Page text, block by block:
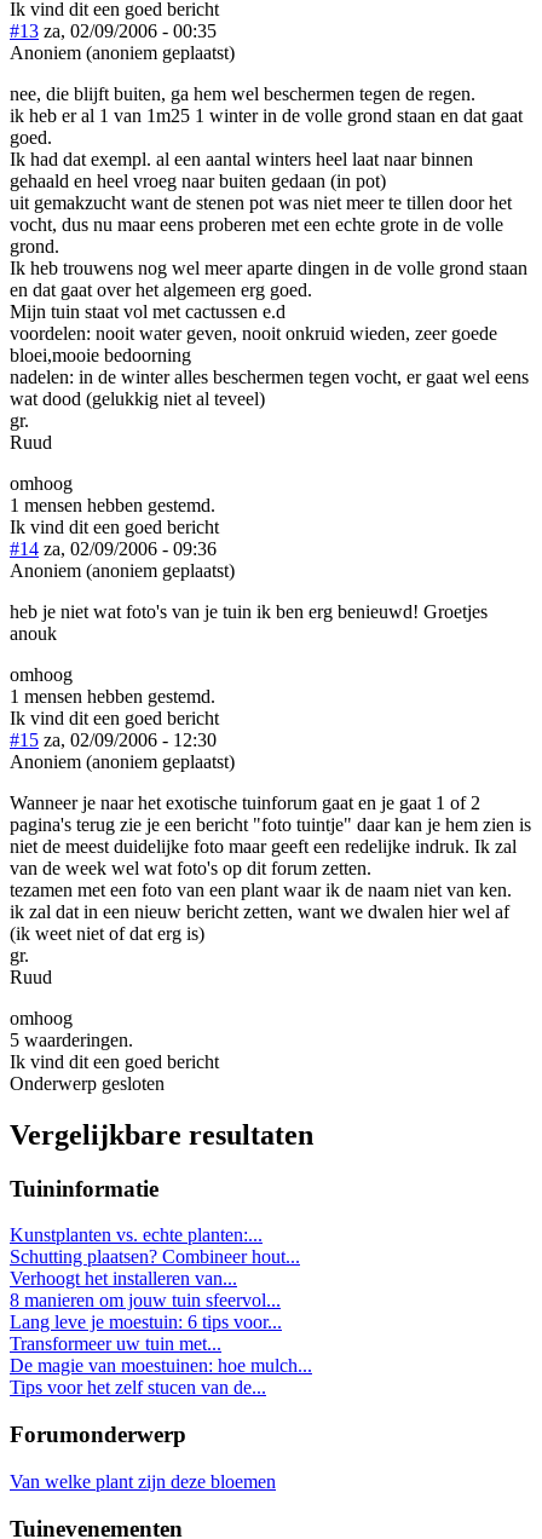
Ik vind dit een goed bericht
#13 za, 02/09/2006 - 00:35
Anoniem (anoniem geplaatst)
nee, die blijft buiten, ga hem wel beschermen tegen de regen.
ik heb er al 1 van 1m25 1 winter in de volle grond staan en dat gaat
goed.
Ik had dat exempl. al een aantal winters heel laat naar binnen
gehaald en heel vroeg naar buiten gedaan (in pot)
uit gemakzucht want de stenen pot was niet meer te tillen door het
vocht, dus nu maar eens proberen met een echte grote in de volle
grond.
Ik heb trouwens nog wel meer aparte dingen in de volle grond staan
en dat gaat over het algemeen erg goed.
Mijn tuin staat vol met cactussen e.d
voordelen: nooit water geven, nooit onkruid wieden, zeer goede
bloei,mooie bedoorning
nadelen: in de winter alles beschermen tegen vocht, er gaat wel eens
wat dood (gelukkig niet al teveel)
gr.
Ruud
omhoog
1 mensen hebben gestemd.
Ik vind dit een goed bericht
#14 za, 02/09/2006 - 09:36
Anoniem (anoniem geplaatst)
heb je niet wat foto's van je tuin ik ben erg benieuwd! Groetjes
anouk
omhoog
1 mensen hebben gestemd.
Ik vind dit een goed bericht
#15 za, 02/09/2006 - 12:30
Anoniem (anoniem geplaatst)
Wanneer je naar het exotische tuinforum gaat en je gaat 1 of 2
pagina's terug zie je een bericht "foto tuintje" daar kan je hem zien is
niet de meest duidelijke foto maar geeft een redelijke indruk. Ik zal
van de week wel wat foto's op dit forum zetten.
tezamen met een foto van een plant waar ik de naam niet van ken.
ik zal dat in een nieuw bericht zetten, want we dwalen hier wel af
(ik weet niet of dat erg is)
gr.
Ruud
omhoog
5 waarderingen.
Ik vind dit een goed bericht
Onderwerp gesloten
Vergelijkbare resultaten
Tuininformatie
Kunstplanten vs. echte planten:...
Schutting plaatsen? Combineer hout...
Verhoogt het installeren van...
8 manieren om jouw tuin sfeervol...
Lang leve je moestuin: 6 tips voor...
Transformeer uw tuin met...
De magie van moestuinen: hoe mulch...
Tips voor het zelf stucen van de...
Forumonderwerp
Van welke plant zijn deze bloemen
Tuinevenementen